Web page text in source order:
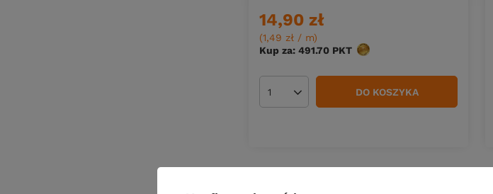
14,90 zł
(1,49 zł / m)
Kup za: 491.70 PKT punktów
Ilość produktów DO KOSZYKA